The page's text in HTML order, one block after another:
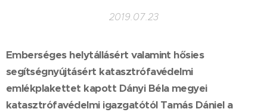
2019.07.23
Emberséges helytállásért valamint hősies
segítségnyújtásért katasztrófavédelmi
emlékplakettet kapott Dányi Béla megyei
katasztrófavédelmi igazgatótól Tamás Dániel a